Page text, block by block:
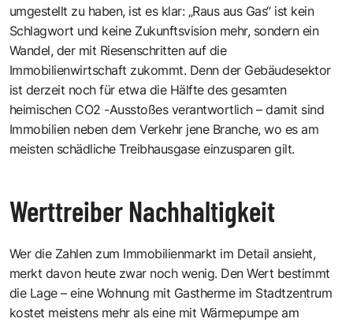
umgestellt zu haben, ist es klar: „Raus aus Gas“ ist kein
Schlagwort und keine Zukunftsvision mehr, sondern ein
Wandel, der mit Riesenschritten auf die
Immobilienwirtschaft zukommt. Denn der Gebäudesektor
ist derzeit noch für etwa die Hälfte des gesamten
heimischen CO2 -Ausstoßes verantwortlich – damit sind
Immobilien neben dem Verkehr jene Branche, wo es am
meisten schädliche Treibhausgase einzusparen gilt.
Werttreiber Nachhaltigkeit
Wer die Zahlen zum Immobilienmarkt im Detail ansieht,
merkt davon heute zwar noch wenig. Den Wert bestimmt
die Lage – eine Wohnung mit Gastherme im Stadtzentrum
kostet meistens mehr als eine mit Wärmepumpe am